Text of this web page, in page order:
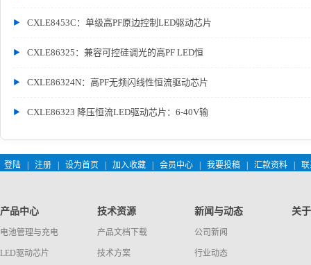
CXLE8453C：单级高PF原边控制LED驱动芯片
CXLE86325：兼容可控硅调光的高PF LED恒
CXLE86324N：高PF无频闪线性恒流驱动芯片
CXLE86323 降压恒流LED驱动芯片：6-40V输
登陆 注册 设为首页 加入收藏 会员中心 我要投稿 汇款资料
产品中心
电池管理与充电
LED驱动芯片
技术资源
产品文档下载
技术方案
新闻与动态
公司新闻
行业动态
关